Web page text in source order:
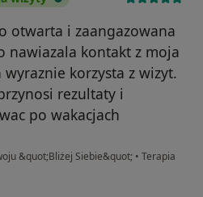
otwarta i zaangazowana
nawiazala kontakt z moja
korzysta z wizyt.
rezultaty i
po wakacjach
&quot;Bliżej Siebie&quot; • Terapia